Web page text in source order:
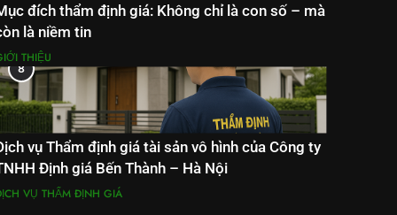
đích thẩm định giá: Không chỉ là con số – mà
là niềm tin
THIỆU
8
vụ Thẩm định giá tài sản vô hình của Công ty
Định giá Bến Thành – Hà Nội
VỤ THẨM ĐỊNH GIÁ